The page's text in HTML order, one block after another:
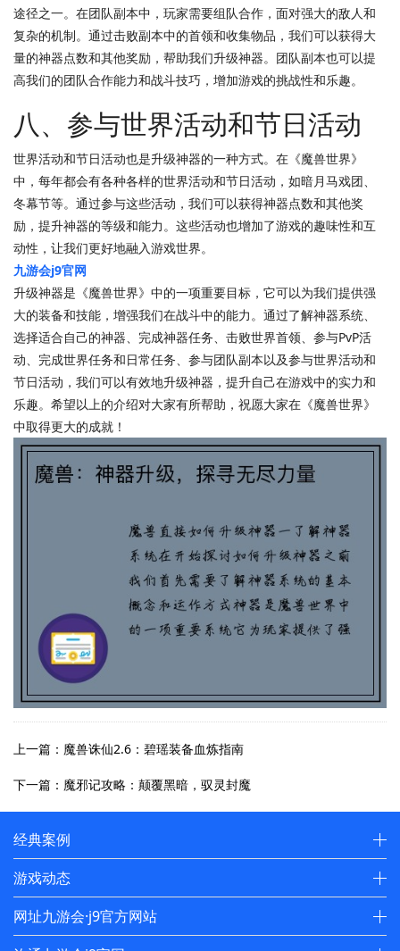
途径之一。在团队副本中，玩家需要组队合作，面对强大的敌人和
复杂的机制。通过击败副本中的首领和收集物品，我们可以获得大
量的神器点数和其他奖励，帮助我们升级神器。团队副本也可以提
高我们的团队合作能力和战斗技巧，增加游戏的挑战性和乐趣。
八、参与世界活动和节日活动
世界活动和节日活动也是升级神器的一种方式。在《魔兽世界》
中，每年都会有各种各样的世界活动和节日活动，如暗月马戏团、
冬幕节等。通过参与这些活动，我们可以获得神器点数和其他奖
励，提升神器的等级和能力。这些活动也增加了游戏的趣味性和互
动性，让我们更好地融入游戏世界。
九游会j9官网
升级神器是《魔兽世界》中的一项重要目标，它可以为我们提供强
大的装备和技能，增强我们在战斗中的能力。通过了解神器系统、
选择适合自己的神器、完成神器任务、击败世界首领、参与PvP活
动、完成世界任务和日常任务、参与团队副本以及参与世界活动和
节日活动，我们可以有效地升级神器，提升自己在游戏中的实力和
乐趣。希望以上的介绍对大家有所帮助，祝愿大家在《魔兽世界》
中取得更大的成就！
上一篇：魔兽诛仙2.6：碧瑶装备血炼指南
下一篇：魔邪记攻略：颠覆黑暗，驭灵封魔
经典案例
游戏动态
网址九游会·j9官方网站